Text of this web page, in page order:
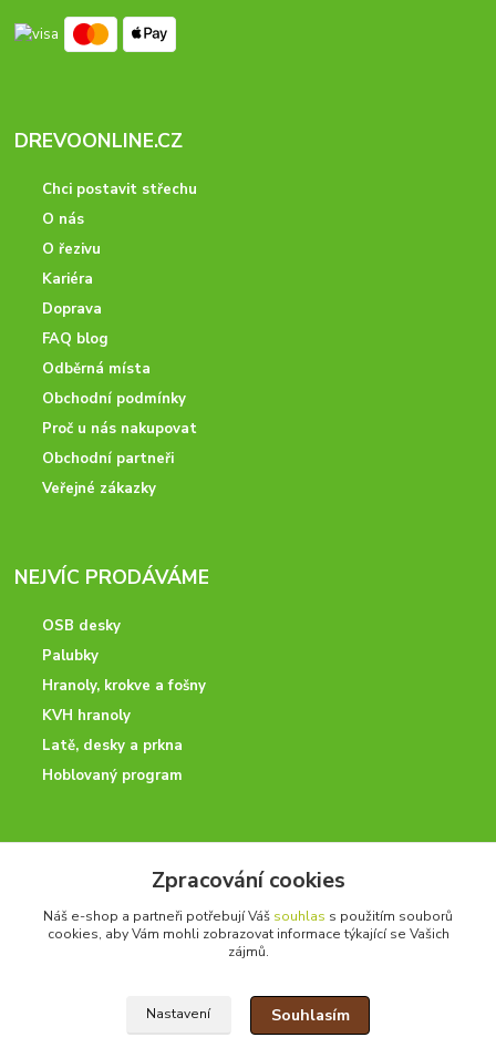
DREVOONLINE.CZ
Chci postavit střechu
O nás
O řezivu
Kariéra
Doprava
FAQ blog
Odběrná místa
Obchodní podmínky
Proč u nás nakupovat
Obchodní partneři
Veřejné zákazky
NEJVÍC PRODÁVÁME
OSB desky
Palubky
Hranoly, krokve a fošny
KVH hranoly
Latě, desky a prkna
Hoblovaný program
ODBORNÉ PORADENSTVÍ
Potřebujete poradit? Neváhejte nás kontaktovat.
+420 728 600 625
Zpracování cookies
Náš e-shop a partneři potřebují Váš souhlas s použitím souborů
cookies, aby Vám mohli zobrazovat informace týkající se Vašich
zájmů.
Nastavení Souhlasím